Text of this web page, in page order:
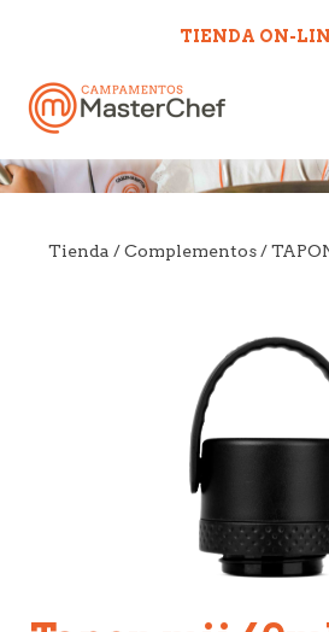
TIENDA ON-
Campamentos
más cerca
Tienda /Complementos/